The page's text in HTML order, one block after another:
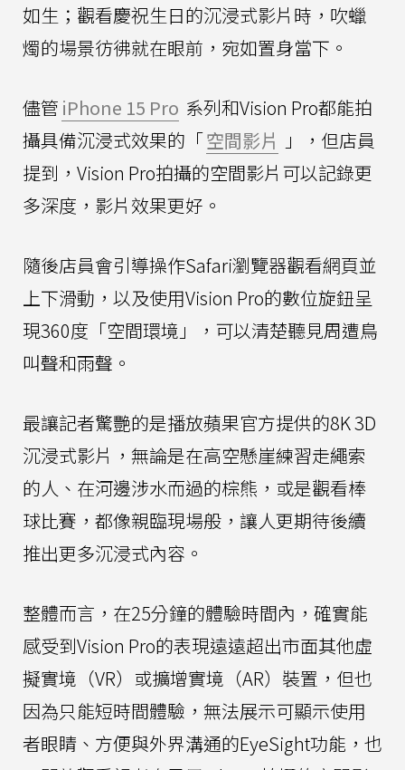
如生；觀看慶祝生日的沉浸式影片時，吹蠟
燭的場景彷彿就在眼前，宛如置身當下。
儘管 iPhone 15 Pro 系列和Vision Pro都能拍
攝具備沉浸式效果的「空間影片 」，但店員
提到，Vision Pro拍攝的空間影片可以記錄更
多深度，影片效果更好。
隨後店員會引導操作Safari瀏覽器觀看網頁並
上下滑動，以及使用Vision Pro的數位旋鈕呈
現360度「空間環境」，可以清楚聽見周遭鳥
叫聲和雨聲。
最讓記者驚艷的是播放蘋果官方提供的8K 3D
沉浸式影片，無論是在高空懸崖練習走繩索
的人、在河邊涉水而過的棕熊，或是觀看棒
球比賽，都像親臨現場般，讓人更期待後續
推出更多沉浸式內容。
整體而言，在25分鐘的體驗時間內，確實能
感受到Vision Pro的表現遠遠超出市面其他虛
擬實境（VR）或擴增實境（AR）裝置，但也
因為只能短時間體驗，無法展示可顯示使用
者眼睛、方便與外界溝通的EyeSight功能，也